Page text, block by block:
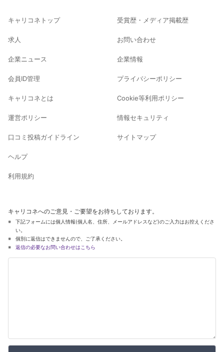
キャリコネトップ
求人
企業ニュース
会員ID管理
キャリコネとは
運営ポリシー
口コミ投稿ガイドライン
ヘルプ
利用規約
受賞歴・メディア掲載歴
お問い合わせ
企業情報
プライバシーポリシー
Cookie等利用ポリシー
情報セキュリティ
サイトマップ
キャリコネへのご意見・ご要望をお待ちしております。
下記フォームには個人情報(個人名、住所、メールアドレスなど)のご入力はお控えくださ
い。
個別に返信はできませんので、ご了承ください。
返信の必要なお問い合わせはこちら